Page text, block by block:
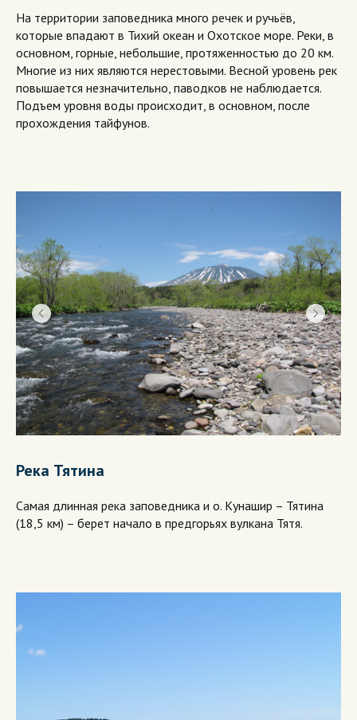
На территории заповедника много речек и ручьёв,
которые впадают в Тихий океан и Охотское море. Реки, в
основном, горные, небольшие, протяженностью до 20 км.
Многие из них являются нерестовыми. Весной уровень рек
повышается незначительно, паводков не наблюдается.
Подъем уровня воды происходит, в основном, после
прохождения тайфунов.
Река Тятина
Самая длинная река заповедника и о. Кунашир – Тятина
(18,5 км) – берет начало в предгорьях вулкана Тятя.